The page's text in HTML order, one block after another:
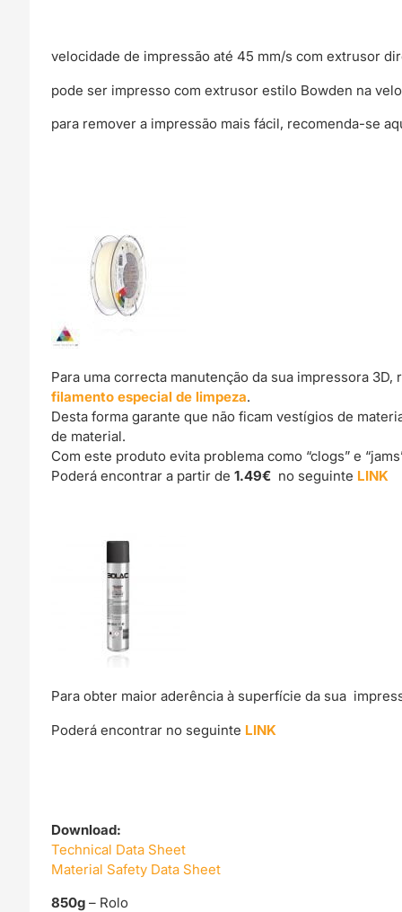
velocidade de impressão até 45 mm/s com extrusor
pode ser impresso com extrusor estilo Bowden na
para remover a impressão mais fácil, recomenda-se
Para uma correcta manutenção da sua impressora
filamento especial de limpeza.
Desta forma garante que não ficam vestígios de
de material.
Com este produto evita problema como “clogs” e
Poderá encontrar a partir de1.49€ no seguinte LINK
Para obter maior aderência à superfície da sua
Poderá encontrar no seguinte LINK
Download:
Technical Data Sheet
Material Safety Data Sheet
850g – Rolo